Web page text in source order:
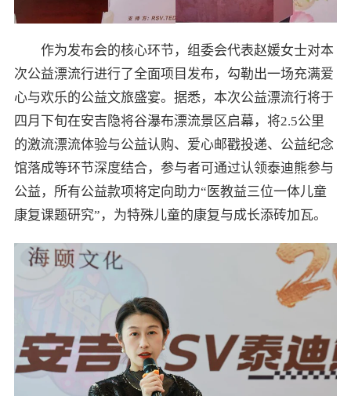
作为发布会的核心环节，组委会代表赵媛女士对本
次公益漂流行进行了全面项目发布，勾勒出一场充满爱
心与欢乐的公益文旅盛宴。据悉，本次公益漂流行将于
四月下旬在安吉隐将谷瀑布漂流景区启幕，将2.5公里
的激流漂流体验与公益认购、爱心邮戳投递、公益纪念
馆落成等环节深度结合，参与者可通过认领泰迪熊参与
公益，所有公益款项将定向助力“医教益三位一体儿童
康复课题研究”，为特殊儿童的康复与成长添砖加瓦。